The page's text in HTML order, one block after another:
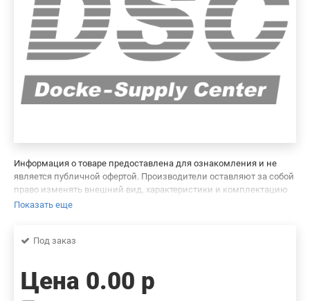
Информация о товаре предоставлена для ознакомления и не
является публичной офертой. Производители оставляют за собой
право изменять внешний вид, характеристики и комплектацию
товара, предварительно не уведомляя продавцов и потребителей.
фотографиях товара. Будем благодарны вам за сообщение об
Показать еще
Под заказ
Цена 0.00 р